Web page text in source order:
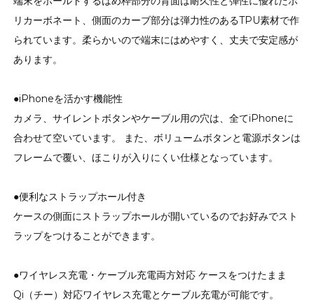
リカーボネート、側面のカーブ部分は弾力性のあるTPU素材で作
られています。柔らかいので端末にはめやすく、丈夫で安定感が
あります。
●iPhoneを活かす機能性
カメラ、サイレントボタンやケーブル用の穴は、全てiPhoneに
合わせて空いています。 また、ボリュームボタンと電源ボタンは
フレームで覆い、ほこりが入りにくい仕様となっています。
●便利なストラップホール付き
ケースの側面にストラップホールが開いているのでお好みでスト
ラップをつけることができます。
●ワイヤレス充電・ケーブル充電両方対応 ケースをつけたまま
Qi（チー）対応ワイヤレス充電とケーブル充電が可能です。